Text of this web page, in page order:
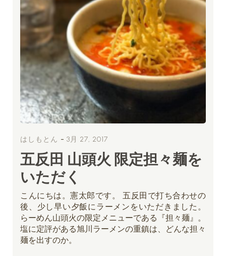
はしもとん - 3月 27, 2017
五反田 山頭火 限定担々麺を
いただく
こんにちは。憲太郎です。 五反田で打ち合わせの
後、少し早い夕飯にラーメンをいただきました。
らーめん山頭火の限定メニューである『担々麺』。
塩に定評がある旭川ラーメンの重鎮は、どんな担々
麺を出すのか。